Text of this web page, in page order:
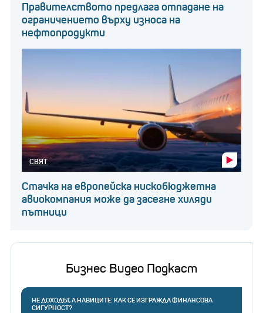
Правителството предлага отпадане на
ограничението върху износа на
нефтопродукти
СВЯТ
Стачка на европейска нискобюджетна
авиокомпания може да засегне хиляди
пътници
Бизнес Видео Подкаст
НЕ ДОХОДЪТ, А НАВИЦИТЕ: КАК СЕ ИЗГРАЖДА ФИНАНСОВА
СИГУРНОСТ?